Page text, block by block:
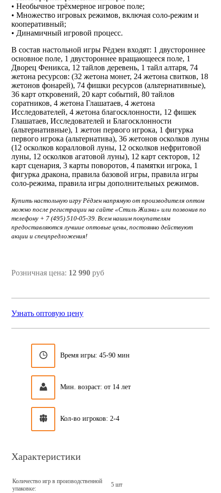
• Необычное трёхмерное игровое поле;
• Множество игровых режимов, включая соло-режим и
кооперативный;
• Динамичный игровой процесс.
В состав настольной игры Рёдзен входят: 1 двустороннее
основное поле, 1 двустороннее вращающееся поле, 1
Дворец Феникса, 12 тайлов деревень, 1 тайл алтаря, 74
жетона ресурсов: (32 жетона монет, 24 жетона свитков, 18
жетонов фонарей), 74 фишки ресурсов (альтернативные),
36 карт откровений, 20 карт событий, 80 тайлов
соратников, 4 жетона Глашатаев, 4 жетона
Исследователей, 4 жетона благосклонности, 12 фишек
Глашатаев, Исследователей и Благосклонности
(альтернативные), 1 жетон первого игрока, 1 фигурка
первого игрока (альтернатива), 36 жетонов осколков луны
(12 осколков коралловой луны, 12 осколков нефритовой
луны, 12 осколков агатовой луны), 12 карт секторов, 12
карт сценария, 3 карты поворотов, 4 памятки игрока, 1
фигурка дракона, правила базовой игры, правила игры
соло-режима, правила игры дополнительных режимов.
Купить настольную игру Рёдзен напрямую от производителя оптом
можно после регистрации на сайте «Стиль Жизни» или позвонив по
телефону + 7 (495) 510-05-39. Всем нашим покупателям
предоставляются лучшие оптовые цены, постоянно действуют
акции и спецпредложения!
Розничная цена: 12 990 руб
Узнать оптовую цену
Время игры: 45-90 мин
Мин. возраст: от 14 лет
Кол-во игроков: 2-4
Характеристики
Количество игр в производственной
упаковке:
5 шт